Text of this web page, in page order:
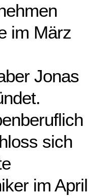
im März
Jonas
sich
im April